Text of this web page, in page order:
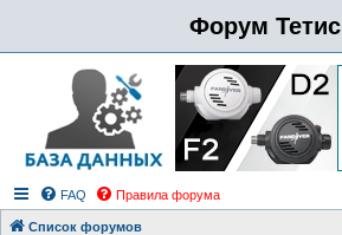
Форум Тетис
FAQ Правила форума
Список форумов